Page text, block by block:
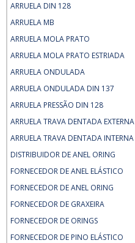
ARRUELA DIN 128
ARRUELA MB
ARRUELA MOLA PRATO
ARRUELA MOLA PRATO ESTRIADA
ARRUELA ONDULADA
ARRUELA ONDULADA DIN 137
ARRUELA PRESSÃO DIN 128
ARRUELA TRAVA DENTADA EXTERNA
ARRUELA TRAVA DENTADA INTERNA
DISTRIBUIDOR DE ANEL ORING
FORNECEDOR DE ANEL ELÁSTICO
FORNECEDOR DE ANEL ORING
FORNECEDOR DE GRAXEIRA
FORNECEDOR DE ORINGS
FORNECEDOR DE PINO ELÁSTICO